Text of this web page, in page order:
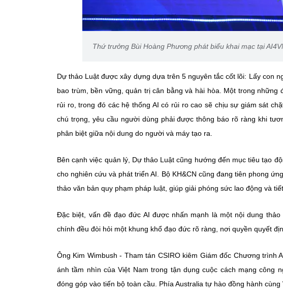
Thứ trưởng Bùi Hoàng Phương phát biểu khai mạc tại
Dự thảo Luật được xây dựng dựa trên 5 nguyên tắc cốt lõi: Lấy con
bao trùm, bền vững, quản trị cân bằng và hài hòa. Một trong
rủi ro, trong đó các hệ thống AI có rủi ro cao sẽ chịu sự giám sát
chú trọng, yêu cầu người dùng phải được thông báo rõ ràng khi
phân biệt giữa nội dung do người và máy tạo ra.
Bên cạnh việc quản lý, Dự thảo Luật cũng hướng đến mục tiêu tạo
cho nghiên cứu và phát triển AI. Bộ KH&CN cũng đang tiên phong
thảo văn bản quy phạm pháp luật, giúp giải phóng sức lao động và
Đặc biệt, vấn đề đạo đức AI được nhấn mạnh là một nội dung
chính đều đòi hỏi một khung khổ đạo đức rõ ràng, nơi quyền quyết
Ông Kim Wimbush - Tham tán CSIRO kiêm Giám đốc Chương trình
ánh tầm nhìn của Việt Nam trong tận dụng cuộc cách mạng công
đóng góp vào tiến bộ toàn cầu. Phía Australia tự hào đồng hành cùng